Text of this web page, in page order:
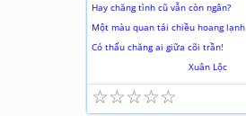
Hay chăng tình cũ vẫn còn ngân?
Một màu quan tái chiều hoang lạnh
Có thấu chăng ai giữa cõi trần!
Xuân Lộc
☆
☆
☆
☆
☆